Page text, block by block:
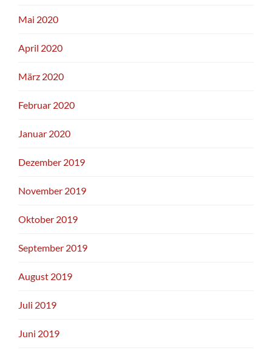
Mai 2020
April 2020
März 2020
Februar 2020
Januar 2020
Dezember 2019
November 2019
Oktober 2019
September 2019
August 2019
Juli 2019
Juni 2019